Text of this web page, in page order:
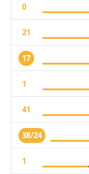
0
21
17
1
41
38/24
1